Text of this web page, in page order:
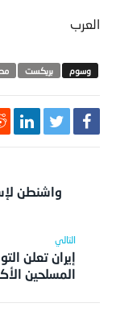
العرب
بريكست
واشنطن
إيران تعلن
المسلحين